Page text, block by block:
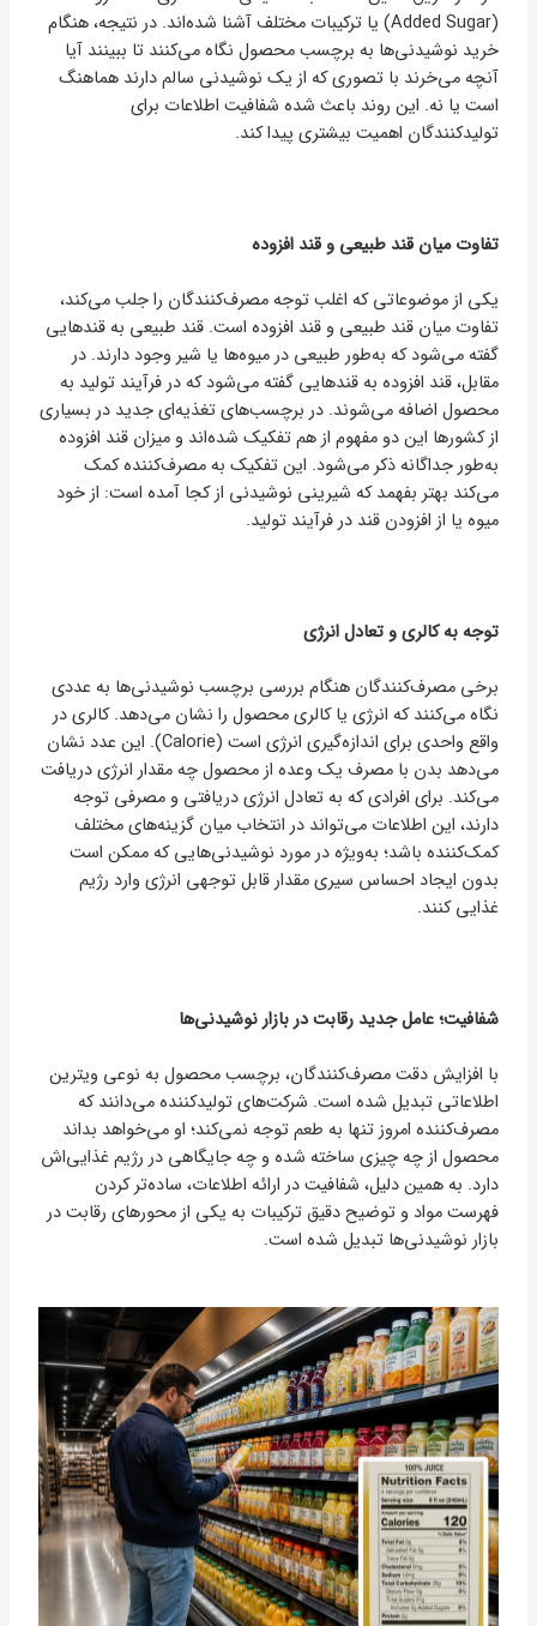
(Added Sugar) یا ترکیبات مختلف آشنا شده‌اند. در نتیجه، هنگام
خرید نوشیدنی‌ها به برچسب محصول نگاه می‌کنند تا ببینند آیا
آنچه می‌خرند با تصوری که از یک نوشیدنی سالم دارند هماهنگ
است یا نه. این روند باعث شده شفافیت اطلاعات برای
تولیدکنندگان اهمیت بیشتری پیدا کند.
تفاوت میان قند طبیعی و قند افزوده
یکی از موضوعاتی که اغلب توجه مصرف‌کنندگان را جلب می‌کند،
تفاوت میان قند طبیعی و قند افزوده است. قند طبیعی به قندهایی
گفته می‌شود که به‌طور طبیعی در میوه‌ها یا شیر وجود دارند. در
مقابل، قند افزوده به قندهایی گفته می‌شود که در فرآیند تولید به
محصول اضافه می‌شوند. در برچسب‌های تغذیه‌ای جدید در بسیاری
از کشورها این دو مفهوم از هم تفکیک شده‌اند و میزان قند افزوده
به‌طور جداگانه ذکر می‌شود. این تفکیک به مصرف‌کننده کمک
می‌کند بهتر بفهمد که شیرینی نوشیدنی از کجا آمده است: از خود
میوه یا از افزودن قند در فرآیند تولید.
توجه به کالری و تعادل انرژی
برخی مصرف‌کنندگان هنگام بررسی برچسب نوشیدنی‌ها به عددی
نگاه می‌کنند که انرژی یا کالری محصول را نشان می‌دهد. کالری در
واقع واحدی برای اندازه‌گیری انرژی است (Calorie). این عدد نشان
می‌دهد بدن با مصرف یک وعده از محصول چه مقدار انرژی دریافت
می‌کند. برای افرادی که به تعادل انرژی دریافتی و مصرفی توجه
دارند، این اطلاعات می‌تواند در انتخاب میان گزینه‌های مختلف
کمک‌کننده باشد؛ به‌ویژه در مورد نوشیدنی‌هایی که ممکن است
بدون ایجاد احساس سیری مقدار قابل توجهی انرژی وارد رژیم
غذایی کنند.
شفافیت؛ عامل جدید رقابت در بازار نوشیدنی‌ها
با افزایش دقت مصرف‌کنندگان، برچسب محصول به نوعی ویترین
اطلاعاتی تبدیل شده است. شرکت‌های تولیدکننده می‌دانند که
مصرف‌کننده امروز تنها به طعم توجه نمی‌کند؛ او می‌خواهد بداند
محصول از چه چیزی ساخته شده و چه جایگاهی در رژیم غذایی‌اش
دارد. به همین دلیل، شفافیت در ارائه اطلاعات، ساده‌تر کردن
فهرست مواد و توضیح دقیق ترکیبات به یکی از محورهای رقابت در
بازار نوشیدنی‌ها تبدیل شده است.